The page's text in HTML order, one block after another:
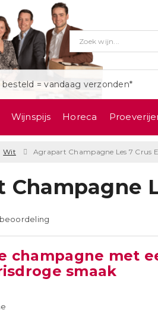
besteld = vandaag verzonden*
Wijnspijs Horeca
Wit Agrapart Champagne Les 7 Crus
Champagne
champagne met
smaak